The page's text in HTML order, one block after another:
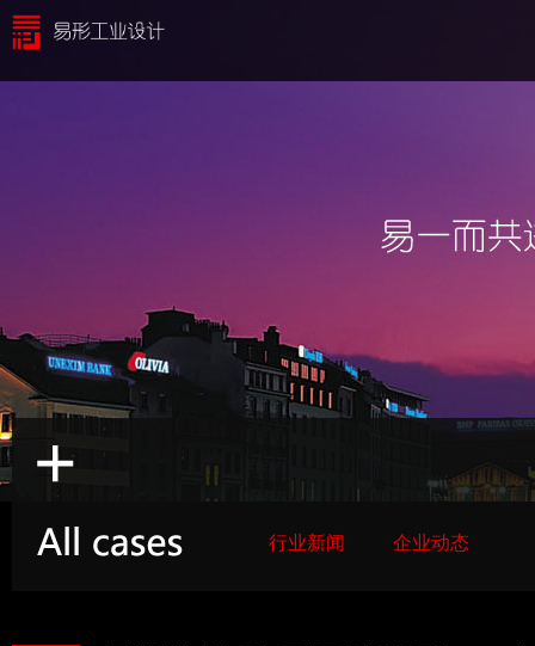
行业新闻 企业动态